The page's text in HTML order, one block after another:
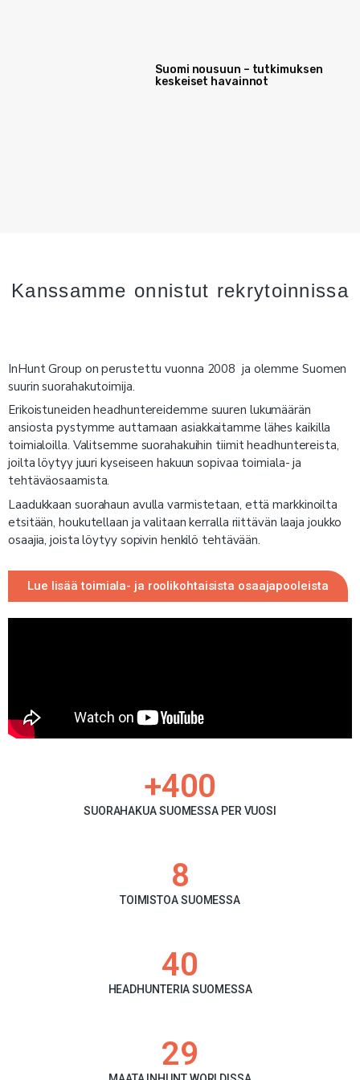
Suomi nousuun – tutkimuksen
keskeiset havainnot
Kanssamme onnistut rekrytoinnissa
InHunt Group on perustettu vuonna 2008 ja olemme Suomen
suurin suorahakutoimija.
Erikoistuneiden headhuntereidemme suuren lukumäärän
ansiosta pystymme auttamaan asiakkaitamme lähes kaikilla
toimialoilla. Valitsemme suorahakuihin tiimit headhuntereista,
joilta löytyy juuri kyseiseen hakuun sopivaa toimiala- ja
tehtäväosaamista.
Laadukkaan suorahaun avulla varmistetaan, että markkinoilta
etsitään, houkutellaan ja valitaan kerralla riittävän laaja joukko
osaajia, joista löytyy sopivin henkilö tehtävään.
Lue lisää toimiala- ja roolikohtaisista osaajapooleista
SUORAHAKUA SUOMESSA PER VUOSI
+400
TOIMISTOA SUOMESSA
8
HEADHUNTERIA SUOMESSA
40
29